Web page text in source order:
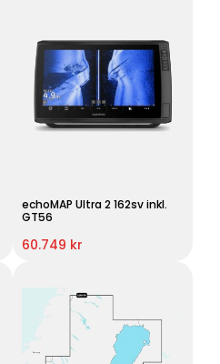
echoMAP Ultra 2 162sv inkl.
GT56
60.749 kr